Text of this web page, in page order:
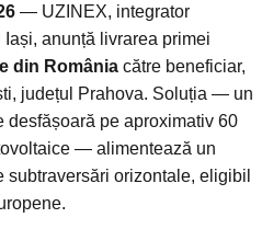
— UZINEX, integrator
anunță livrarea primei
din România către beneficiar,
județul Prahova. Soluția — un
pe aproximativ 60
— alimentează un
orizontale, eligibil